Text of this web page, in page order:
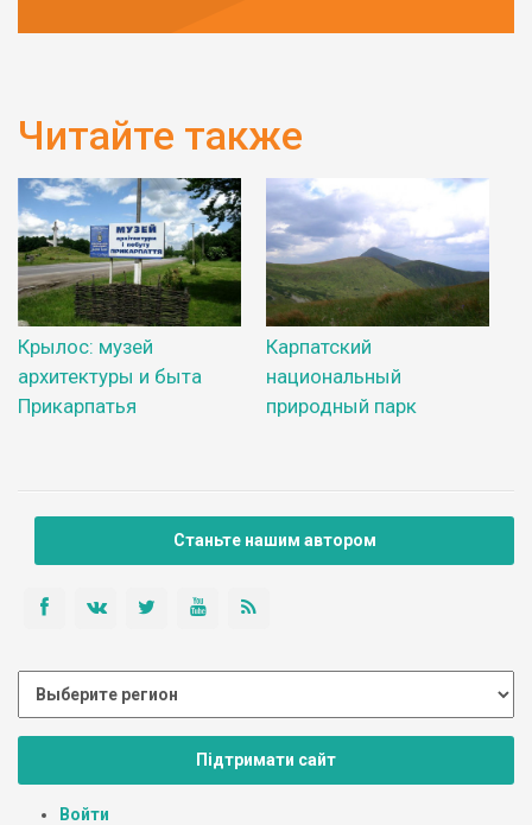
Читайте также
Крылос: музей
архитектуры и быта
Прикарпатья
Карпатский
национальный
природный парк
Станьте нашим автором
Підтримати сайт
Войти